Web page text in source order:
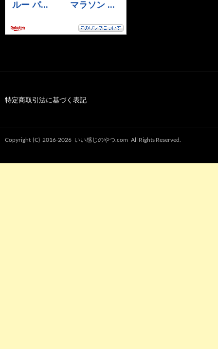
特定商取引法に基づく表記
Copyright (C) 2016-2026 いい感じのやつ.com All Rights Reserved.